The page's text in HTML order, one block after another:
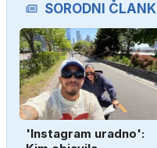
SORODNI ČLANKI
'Instagram uradno':